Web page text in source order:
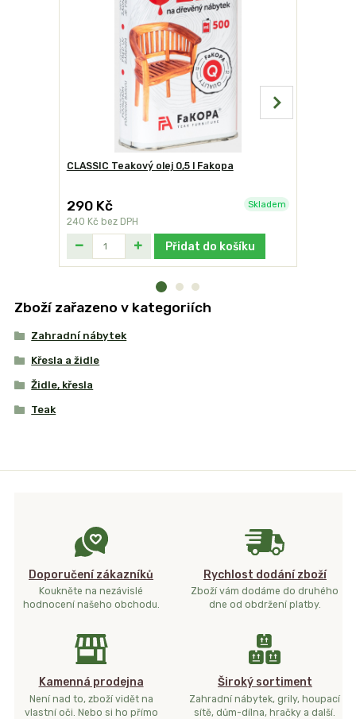
CLASSIC Teakový olej 0,5 l Fakopa
290 Kč
240 Kč bez DPH
Skladem
Přidat do košíku
Zboží zařazeno v kategoriích
Zahradní nábytek
Křesla a židle
Židle, křesla
Teak
Doporučení zákazníků
Koukněte na nezávislé
hodnocení našeho obchodu.
Rychlost dodání zboží
Zboží vám dodáme do druhého
dne od obdržení platby.
Kamenná prodejna
Není nad to, zboží vidět na
vlastní oči. Nebo si ho přímo
Široký sortiment
Zahradní nábytek, grily, houpací
sítě, dům-dílna, hračky a další.